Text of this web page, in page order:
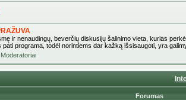
ir nenaudingų, beverčių diskusijų šalinimo vieta, kurias
pati programa, todėl norintiems dar kažką išsisaugoti, yra
Moderatoriai
Forumas